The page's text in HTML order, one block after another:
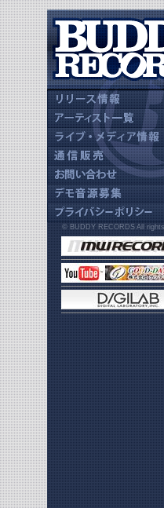
© BUDDY RECORDS All